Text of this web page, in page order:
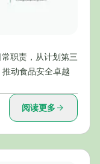
职责，从计划第三
动食品安全卓越
阅读更多